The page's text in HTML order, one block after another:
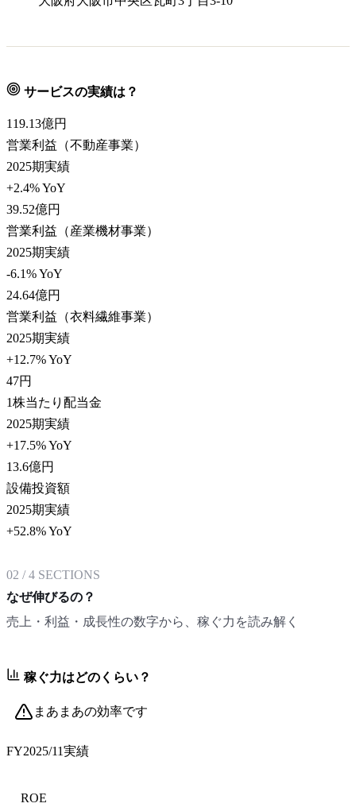
サービスの実績は？
119.13億円
営業利益（不動産事業）
2025期実績
+2.4% YoY
39.52億円
営業利益（産業機材事業）
2025期実績
-6.1% YoY
24.64億円
営業利益（衣料繊維事業）
2025期実績
+12.7% YoY
47円
1株当たり配当金
2025期実績
+17.5% YoY
13.6億円
設備投資額
2025期実績
+52.8% YoY
02 /4 SECTIONS
なぜ伸びるの？
売上・利益・成長性の数字から、稼ぐ力を読み解く
稼ぐ力はどのくらい？
まあまあの効率です
FY2025/11実績
ROE